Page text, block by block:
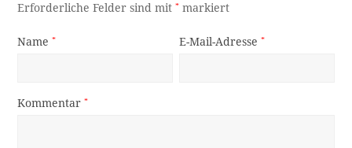
Erforderliche Felder sind mit* markiert
Name* E-Mail-Adresse*
Kommentar*